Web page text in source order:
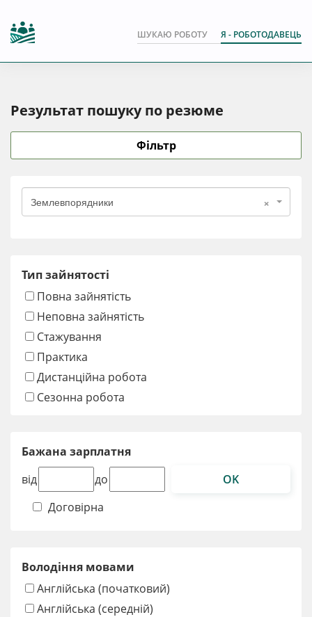
ШУКАЮ РОБОТУ Я - РОБОТОДАВЕЦЬ
Результат пошуку по резюме
Фільтр
×
Землевпорядники
Тип зайнятості
Повна зайнятість
Неповна зайнятість
Стажування
Практика
Дистанційна робота
Сезонна робота
Бажана зарплатня
від
до
OK
Договірна
Володіння мовами
Англійська (початковий)
Англійська (середній)